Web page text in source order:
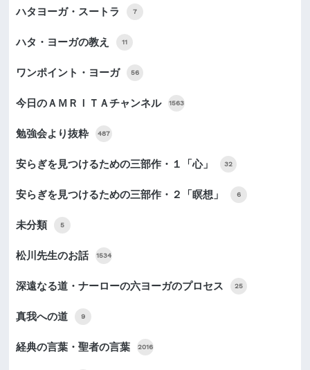
ハタヨーガ・スートラ 7
ハタ・ヨーガの教え 11
ワンポイント・ヨーガ 56
今日のＡＭＲＩＴＡチャンネル 1563
勉強会より抜粋 487
安らぎを見つけるための三部作・１「心」 32
安らぎを見つけるための三部作・２「瞑想」 6
未分類 5
松川先生のお話 1534
深遠なる道・ナーローの六ヨーガのプロセス 25
真我への道 9
経典の言葉・聖者の言葉 2016